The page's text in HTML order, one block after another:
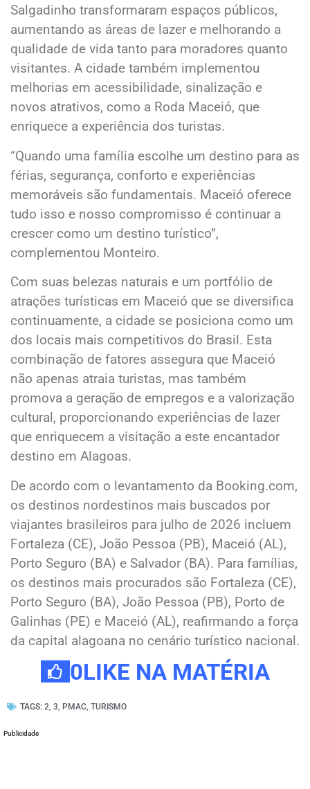
Salgadinho transformaram espaços públicos,
aumentando as áreas de lazer e melhorando a
qualidade de vida tanto para moradores quanto
visitantes. A cidade também implementou
melhorias em acessibilidade, sinalização e
novos atrativos, como a Roda Maceió, que
enriquece a experiência dos turistas.
“Quando uma família escolhe um destino para as
férias, segurança, conforto e experiências
memoráveis são fundamentais. Maceió oferece
tudo isso e nosso compromisso é continuar a
crescer como um destino turístico”,
complementou Monteiro.
Com suas belezas naturais e um portfólio de
atrações turísticas em Maceió que se diversifica
continuamente, a cidade se posiciona como um
dos locais mais competitivos do Brasil. Esta
combinação de fatores assegura que Maceió
não apenas atraia turistas, mas também
promova a geração de empregos e a valorização
cultural, proporcionando experiências de lazer
que enriquecem a visitação a este encantador
destino em Alagoas.
De acordo com o levantamento da Booking.com,
os destinos nordestinos mais buscados por
viajantes brasileiros para julho de 2026 incluem
Fortaleza (CE), João Pessoa (PB), Maceió (AL),
Porto Seguro (BA) e Salvador (BA). Para famílias,
os destinos mais procurados são Fortaleza (CE),
Porto Seguro (BA), João Pessoa (PB), Porto de
Galinhas (PE) e Maceió (AL), reafirmando a força
da capital alagoana no cenário turístico nacional.
0LIKE NA MATÉRIA
TAGS: 2, 3, PMAC, TURISMO
Publicidade